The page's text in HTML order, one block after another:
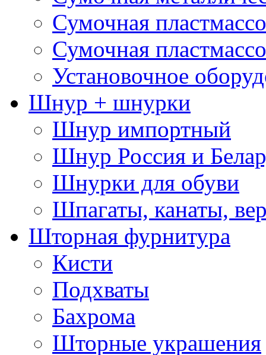
Сумочная
Сумочная
Установочное
Шнур + шнурки
Шнур импортный
Шнур Россия и
Шнурки для обуви
Шпагаты, канаты,
Шторная фурнитура
Кисти
Подхваты
Бахрома
Шторные украшения